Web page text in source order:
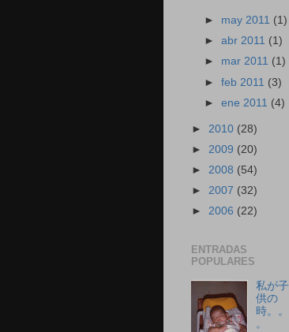
► may 2011 (1)
►abr 2011 (1)
► mar 2011 (1)
►feb 2011 (3)
►ene 2011 (4)
► 2010 (28)
► 2009 (20)
► 2008 (54)
► 2007 (32)
► 2006 (22)
ENTRADAS
POPULARES
私が子
供の
時。。
。